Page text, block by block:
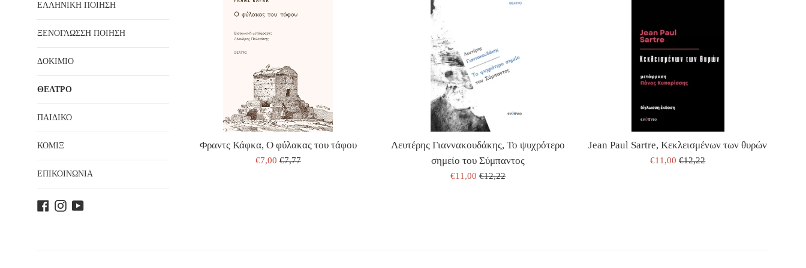
ΕΛΛΗΝΙΚΗ ΠΟΙΗΣΗ
ΞΕΝΟΓΛΩΣΣΗ ΠΟΙΗΣΗ
ΔΟΚΙΜΙΟ
ΘΕΑΤΡΟ
ΠΑΙΔΙΚΟ
ΚΟΜΙΞ
ΕΠΙΚΟΙΝΩΝΙΑ
Facebook
InstagramYouTube
Φραντς Κάφκα, Ο φύλακας του τάφου
ΤΙΜΗ
€7,00ΤΙΜΗ
€7,77
Λευτέρης Γιαννακουδάκης, Το ψυχρότερο
σημείο του Σύμπαντος
ΤΙΜΗ
€11,00 ΤΙΜΗ
€12,22
Jean Paul Sartre, Κεκλεισμένων των θυρών
ΤΙΜΗ
€11,00ΤΙΜΗ
€12,22